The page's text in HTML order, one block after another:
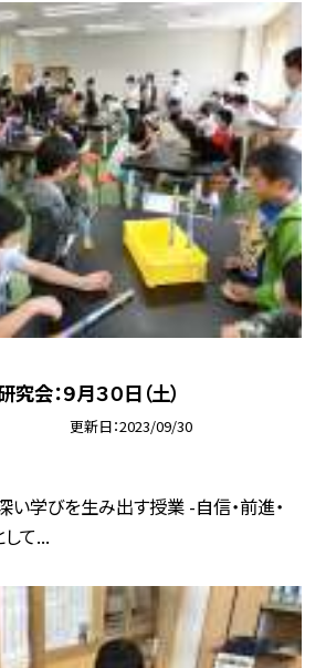
会：９月３０日（土）
更新日 2023/09/30
い学びを生み出す授業 -自信・前進・
て...